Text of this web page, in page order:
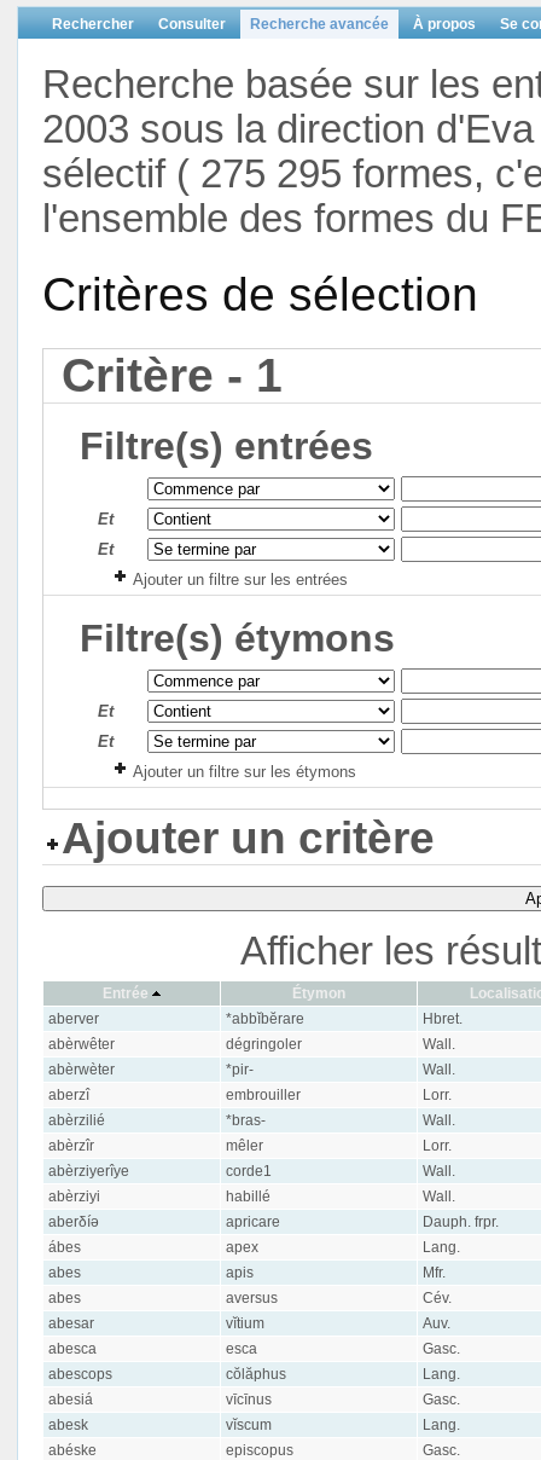
Rechercher Consulter Recherche avancée À propos Se
Recherche basée sur les
2003 sous la direction
sélectif ( 275 295 formes,
l'ensemble des formes du
Critères de sélection
Critère - 1
Filtre(s) entrées
Et
Et
Ajouter un filtre sur les entrées
Filtre(s) étymons
Et
Et
Ajouter un filtre sur les étymons
Ajouter un critère
Afficher les
Entrée Étymon
aberver
*abbĭbĕrare
Hbret.
abèrwêter
dégringoler
Wall.
abèrwèter
*pir-
Wall.
aberzî
embrouiller
Lorr.
abèrzilié
*bras-
Wall.
abèrzîr
mêler
Lorr.
abèrziyerîye
corde1
Wall.
abèrziyi
habillé
Wall.
aberδíə
apricare
Dauph. frpr.
ábes
apex
Lang.
abes
apis
Mfr.
abes
aversus
Cév.
abesar
vĭtium
Auv.
abesca
esca
Gasc.
abescops
cŏlăphus
Lang.
abesiá
vīcīnus
Gasc.
abesk
vĭscum
Lang.
abéske
episcopus
Gasc.